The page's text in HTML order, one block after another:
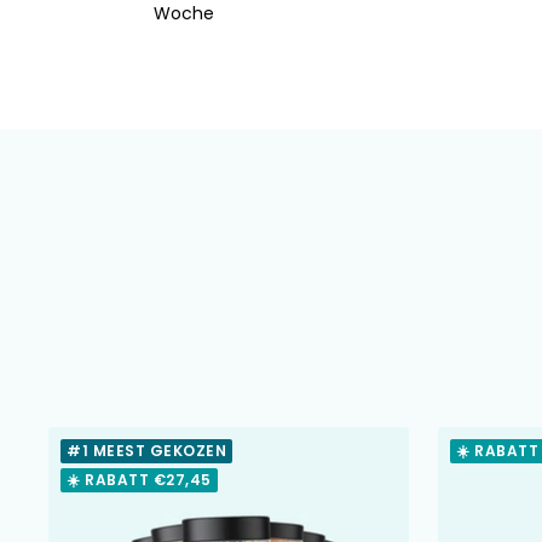
Woche
#1 MEEST GEKOZEN
☀️ RABATT €27,45
☀️